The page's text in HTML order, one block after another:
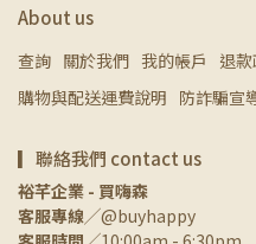
About us
查詢 關於我們 我的帳戶 退
購物與配送運費說明 防詐騙宣
▎聯絡我們 contact us
裕芊企業 - 買嗨森
客服專線╱@buyhappy